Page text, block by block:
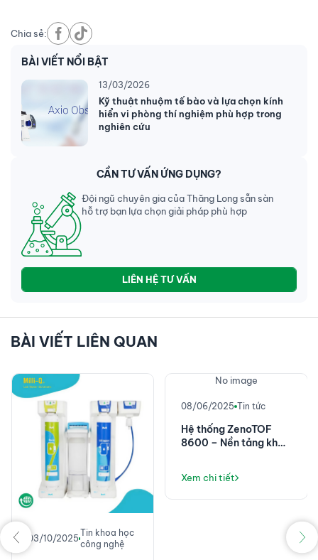
Chia sẻ:
BÀI VIẾT NỔI BẬT
13/03/2026
Kỹ thuật nhuộm tế bào và lựa chọn kính
hiển vi phòng thí nghiệm phù hợp trong
nghiên cứu
CẦN TƯ VẤN ỨNG DỤNG?
Đội ngũ chuyên gia của Thăng Long sẵn sàn
hỗ trợ bạn lựa chọn giải pháp phù hợp
LIÊN HỆ TƯ VẤN
BÀI VIẾT LIÊN QUAN
03/10/2025
Tin khoa học
công nghệ
No image
08/06/2025 Tin tức
Hệ thống ZenoTOF
8600 – Nền tảng khối
độ nhạy đột phá
Xem chi tiết